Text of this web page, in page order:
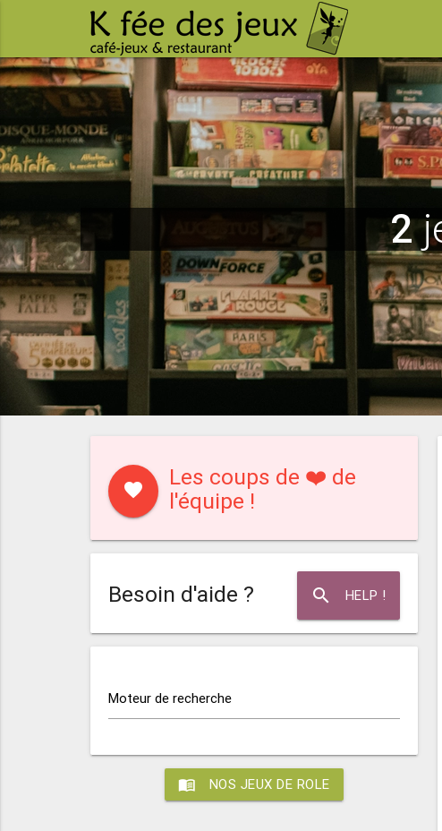
2
favorite
Les coups de ❤️ de
l'équipe !
search HELP !
Besoin d'aide ?
Moteur de recherche
menu_book NOS JEUX DE ROLE